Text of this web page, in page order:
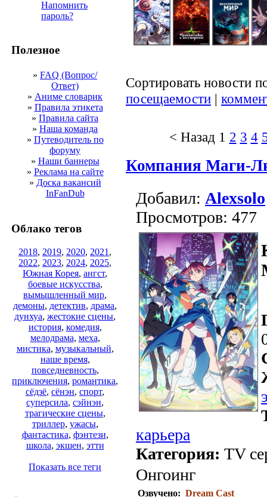
Напомнить
пароль?
Полезное
» FAQ (Вопрос/
Ответ)
» Аниме словарик
» Правила этикета
» Правила сайта
» Наша команда
» Путеводитель по
форуму
» Наши баннеры
» Реклама на сайте
» Доска вакансий
InFanDub
Облако тегов
2018, 2019, 2020, 2021 ,
2022, 2023, 2024, 2025,
Южная Корея, ангст,
боевые искусства,
вымышленный мир,
демоны, детектив, драма,
дунхуа, жестокие сцены,
история, комедия,
мелодрама, меха,
мистика, музыкальный,
наше время,
повседневность,
приключения, романтика,
сёдзё, сёнэн, спорт,
суперсила, сэйнэн,
трагические сцены,
триллер, ужасы,
фантастика, фэнтези,
школа, экшен, этти
Показать все теги
Сортировать новости
посещаемости |
< Назад 1 2 3 4
Компания Маги-
Добавил: Alexsolo
Просмотров: 477
карьера
Категория: TV
Онгоинг
Озвучено: Dream Cast